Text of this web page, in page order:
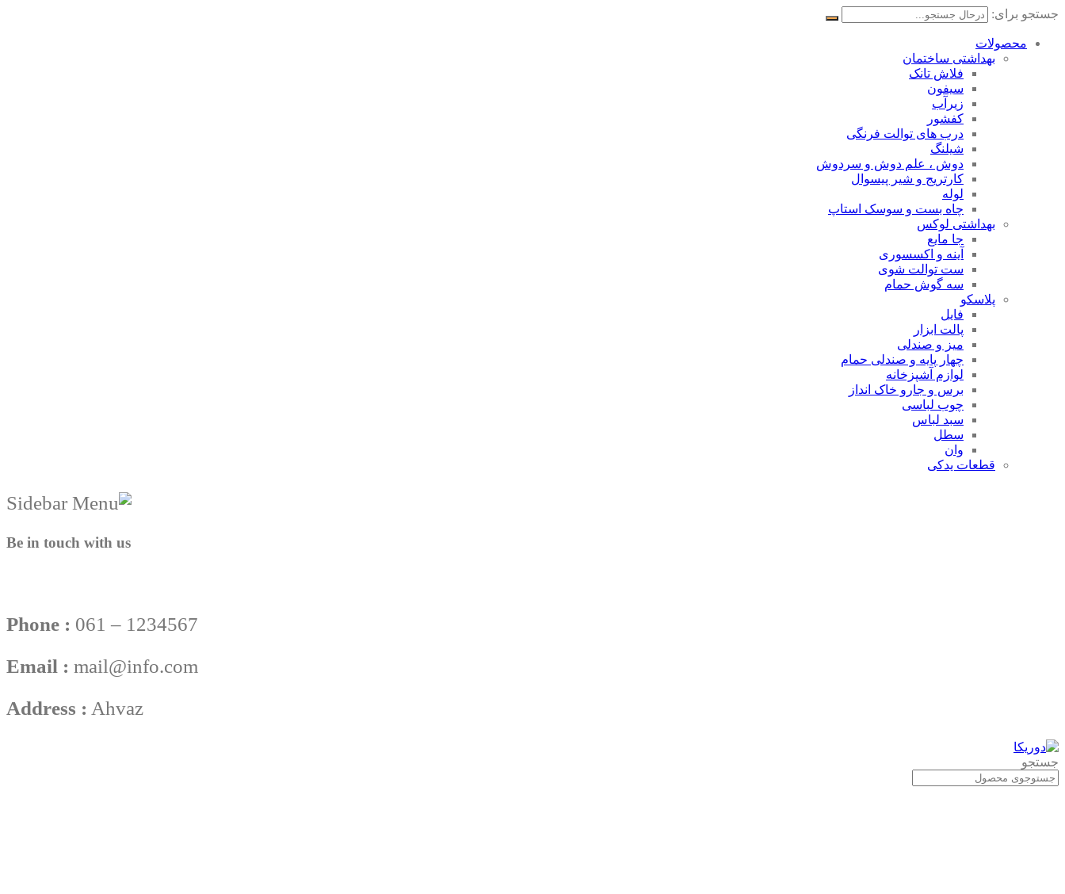
جستجو برای:
محصولات
بهداشتی ساختمان
فلاش تانک
سیفون
زیرآب
کفشور
درب های توالت فرنگی
شیلنگ
دوش ، علم دوش و سردوش
کارتریج و شیر پیسوال
لوله
چاه بست و سوسک استاپ
بهداشتی لوکس
جا مایع
آینه و اکسسوری
ست توالت شوی
سه گوش حمام
پلاسکو
فایل
پالت ابزار
میز و صندلی
چهار پایه و صندلی حمام
لوازم آشپزخانه
برس و جارو خاک انداز
چوب لباسی
سبد لباس
سطل
وان
قطعات یدکی
Be in touch with us
Phone : 061 – 1234567
Email : mail@info.com
Address : Ahvaz
جستجو